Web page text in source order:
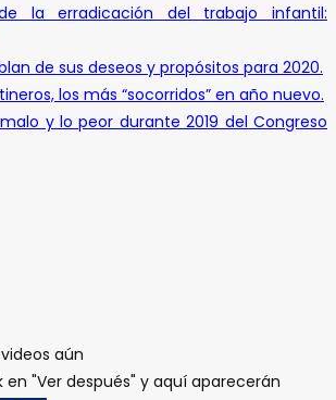
la erradicación del trabajo infantil:
de sus deseos y propósitos para 2020.
los más “socorridos” en año nuevo.
y lo peor durante 2019 del Congreso
aún
en "Ver después" y aquí aparecerán